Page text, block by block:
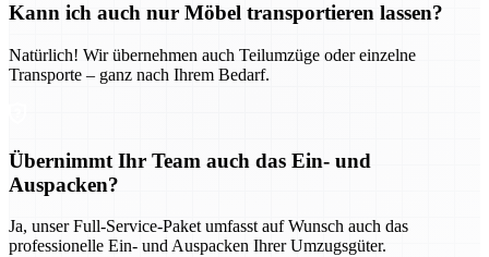
Kann ich auch nur Möbel transportieren lassen?
Natürlich! Wir übernehmen auch Teilumzüge oder einzelne
Transporte – ganz nach Ihrem Bedarf.
Übernimmt Ihr Team auch das Ein- und
Auspacken?
Ja, unser Full-Service-Paket umfasst auf Wunsch auch das
professionelle Ein- und Auspacken Ihrer Umzugsgüter.